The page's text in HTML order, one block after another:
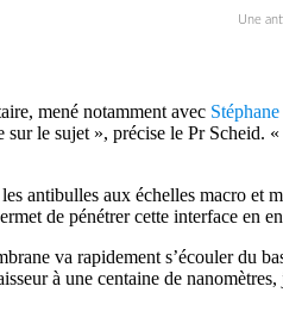
Une
mené notamment avec
le sujet », précise le Pr
antibulles aux échelles macro
de pénétrer cette interface en
va rapidement s’écouler du
à une centaine de